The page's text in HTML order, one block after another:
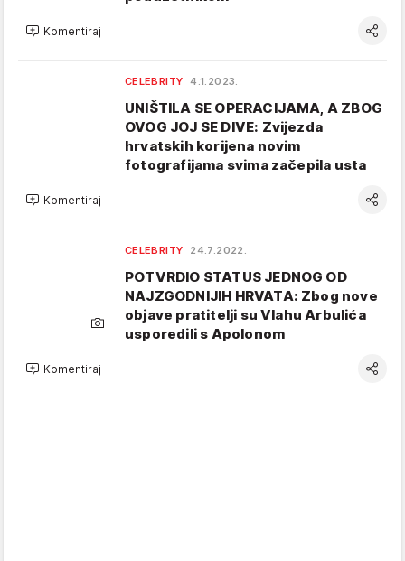
Komentiraj
CELEBRITY 4.1.2023.
UNIŠTILA SE OPERACIJAMA, A ZBOG
OVOG JOJ SE DIVE: Zvijezda
hrvatskih korijena novim
fotografijama svima začepila usta
Komentiraj
CELEBRITY 24.7.2022.
POTVRDIO STATUS JEDNOG OD
NAJZGODNIJIH HRVATA: Zbog nove
objave pratitelji su Vlahu Arbulića
usporedili s Apolonom
Komentiraj